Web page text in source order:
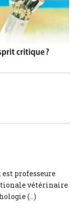
professeure
vétérinaire
(…)